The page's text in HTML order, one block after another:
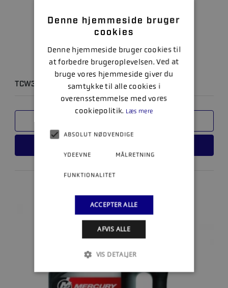
TCW3 PREMIUM + 1L
Denne hjemmeside bruger
cookies
Denne hjemmeside bruger cookies til
at forbedre brugeroplevelsen. Ved at
bruge vores hjemmeside giver du
samtykke til alle cookies i
overensstemmelse med vores
cookiepolitik. Læs mere
ABSOLUT NØDVENDIGE
YDEEVNE MÅLRETNING
FUNKTIONALITET
ACCEPTER ALLE
AFVIS ALLE
VIS DETALJER